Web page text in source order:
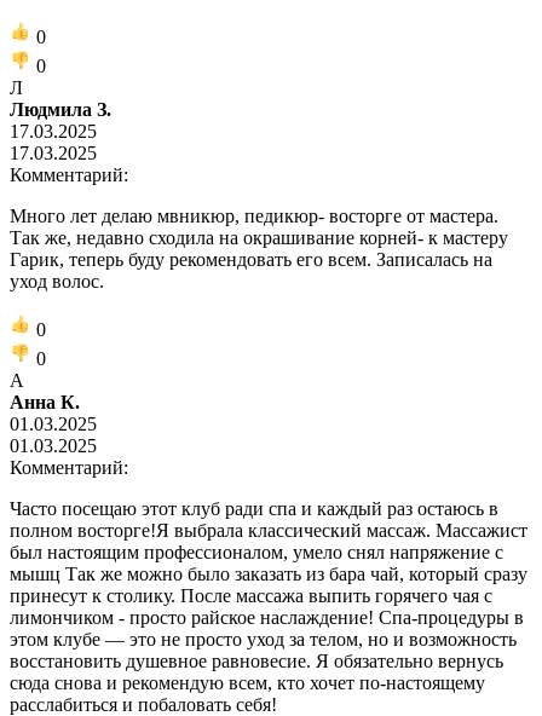
0
0
Л
Людмила З.
17.03.2025
17.03.2025
Комментарий:
Много лет делаю мвникюр, педикюр- восторге от мастера.
Так же, недавно сходила на окрашивание корней- к мастеру
Гарик, теперь буду рекомендовать его всем. Записалась на
уход волос.
0
0
А
Анна К.
01.03.2025
01.03.2025
Комментарий:
Часто посещаю этот клуб ради спа и каждый раз остаюсь в
полном восторге!Я выбрала классический массаж. Массажист
был настоящим профессионалом, умело снял напряжение с
мышц Так же можно было заказать из бара чай, который сразу
принесут к столику. После массажа выпить горячего чая с
лимончиком - просто райское наслаждение! Спа-процедуры в
этом клубе — это не просто уход за телом, но и возможность
восстановить душевное равновесие. Я обязательно вернусь
сюда снова и рекомендую всем, кто хочет по-настоящему
расслабиться и побаловать себя!